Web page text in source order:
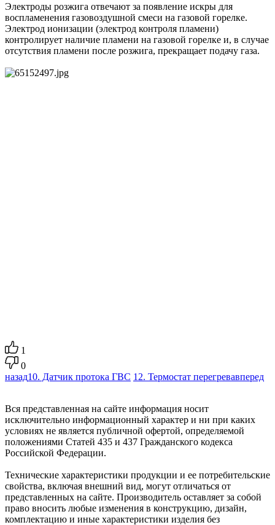
Электроды розжига отвечают за появление искры для
воспламенения газовоздушной смеси на газовой горелке.
Электрод ионизации (электрод контроля пламени)
контролирует наличие пламени на газовой горелке и, в случае
отсутствия пламени после розжига, прекращает подачу газа.
1
0
назад10. Датчик протока ГВС 12. Термостат перегревавперед
Вся представленная на сайте информация носит
исключительно информационный характер и ни при каких
условиях не является публичной офертой, определяемой
положениями Статей 435 и 437 Гражданского кодекса
Российской Федерации.
Технические характеристики продукции и ее потребительские
свойства, включая внешний вид, могут отличаться от
представленных на сайте. Производитель оставляет за собой
право вносить любые изменения в конструкцию, дизайн,
комплектацию и иные характеристики изделия без